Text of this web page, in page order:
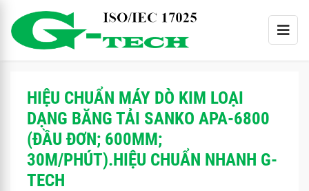
HIỆU CHUẨN MÁY DÒ KIM LOẠI
DẠNG BĂNG TẢI SANKO APA-6800
(ĐẦU ĐƠN; 600MM;
30M/PHÚT).HIỆU CHUẨN NHANH G-
TECH